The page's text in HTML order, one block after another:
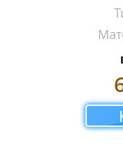
L
Pietrine